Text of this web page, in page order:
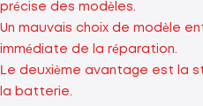
précise des modèles.
Un mauvais choix de modèle
immédiate de la réparation.
Le deuxième avantage est la
la batterie.